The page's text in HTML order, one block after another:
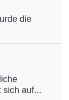
die
sich auf...